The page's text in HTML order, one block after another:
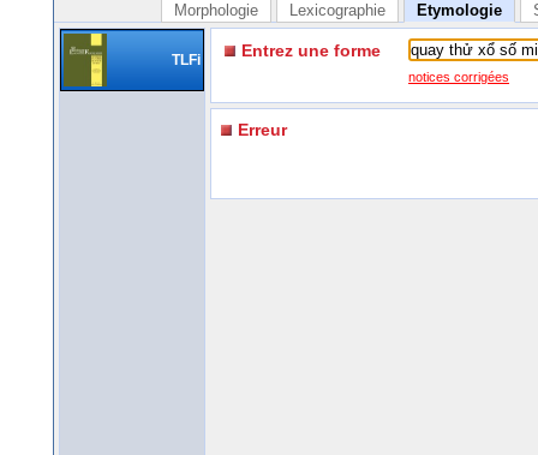
Morphologie Lexicographie Etymologie
TLFi Entrez une forme
notices corrigées
Erreur